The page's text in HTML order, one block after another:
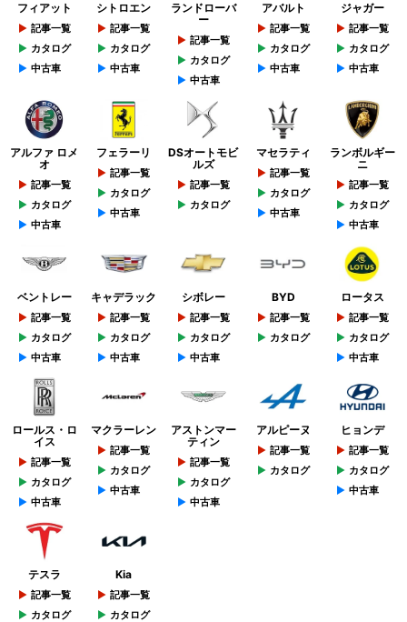
フィアット
記事一覧
カタログ
中古車
シトロエン
記事一覧
カタログ
中古車
ランドローバ
ー
記事一覧
カタログ
中古車
アバルト
記事一覧
カタログ
中古車
ジャガー
記事一覧
カタログ
中古車
アルファ ロメ
オ
記事一覧
カタログ
中古車
フェラーリ
記事一覧
カタログ
中古車
DSオートモビ
ルズ
記事一覧
カタログ
マセラティ
記事一覧
カタログ
中古車
ランボルギー
ニ
記事一覧
カタログ
中古車
ベントレー
記事一覧
カタログ
中古車
キャデラック
記事一覧
カタログ
中古車
シボレー
記事一覧
カタログ
中古車
BYD
記事一覧
カタログ
ロータス
記事一覧
カタログ
中古車
ロールス・ロ
イス
記事一覧
カタログ
中古車
マクラーレン
記事一覧
カタログ
中古車
アストンマー
ティン
記事一覧
カタログ
中古車
アルピーヌ
記事一覧
カタログ
ヒョンデ
記事一覧
カタログ
中古車
テスラ
記事一覧
カタログ
Kia
記事一覧
カタログ